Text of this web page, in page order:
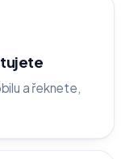
a řeknete,